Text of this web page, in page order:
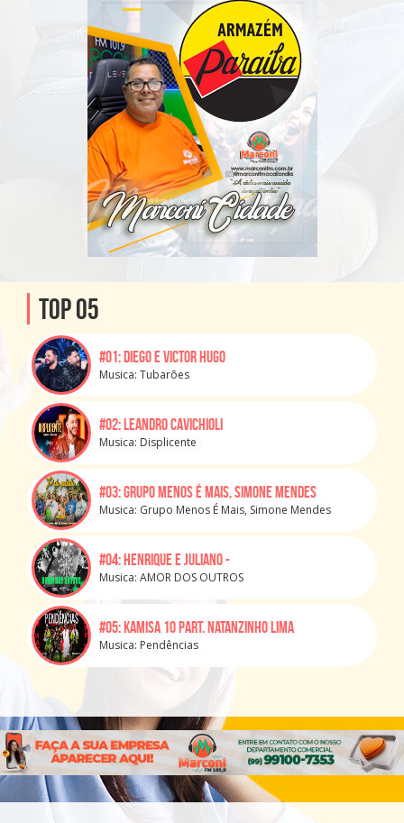
Top 05
#01: Diego e Victor Hugo
Musica: Tubarões
#02: Leandro Cavichioli
Musica: Displicente
#03:Grupo Menos É Mais, Simone Mendes
Musica: Grupo Menos É Mais, Simone Mendes
#04: Henrique e Juliano -
Musica: AMOR DOS OUTROS
#05: Kamisa 10 part. Natanzinho Lima
Musica: Pendências